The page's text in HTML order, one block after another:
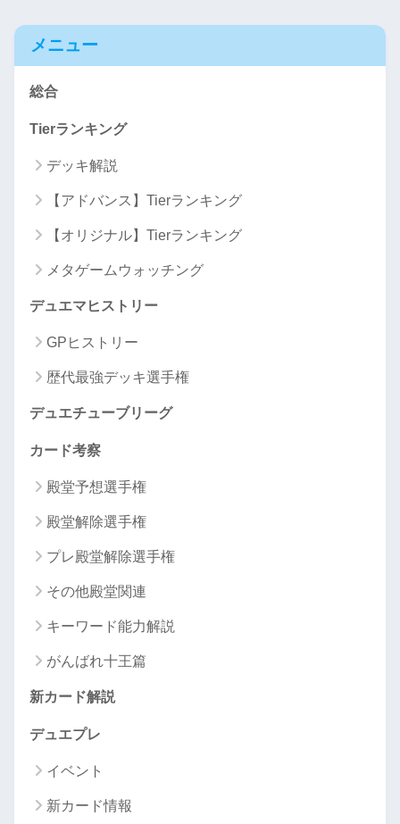
メニュー
総合
Tierランキング
デッキ解説
【アドバンス】Tierランキング
【オリジナル】Tierランキング
メタゲームウォッチング
デュエマヒストリー
GPヒストリー
歴代最強デッキ選手権
デュエチューブリーグ
カード考察
殿堂予想選手権
殿堂解除選手権
プレ殿堂解除選手権
その他殿堂関連
キーワード能力解説
がんばれ十王篇
新カード解説
デュエプレ
イベント
新カード情報